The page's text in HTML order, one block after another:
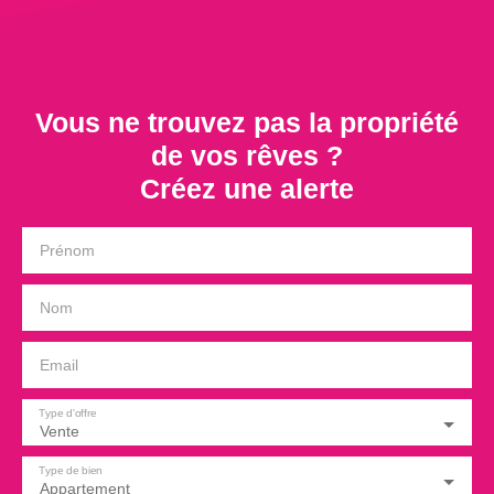
Vous ne trouvez pas la propriété
de vos rêves ?
Créez une alerte
Prénom
Nom
Email
Vente
Type d'offre
Appartement
Type de bien